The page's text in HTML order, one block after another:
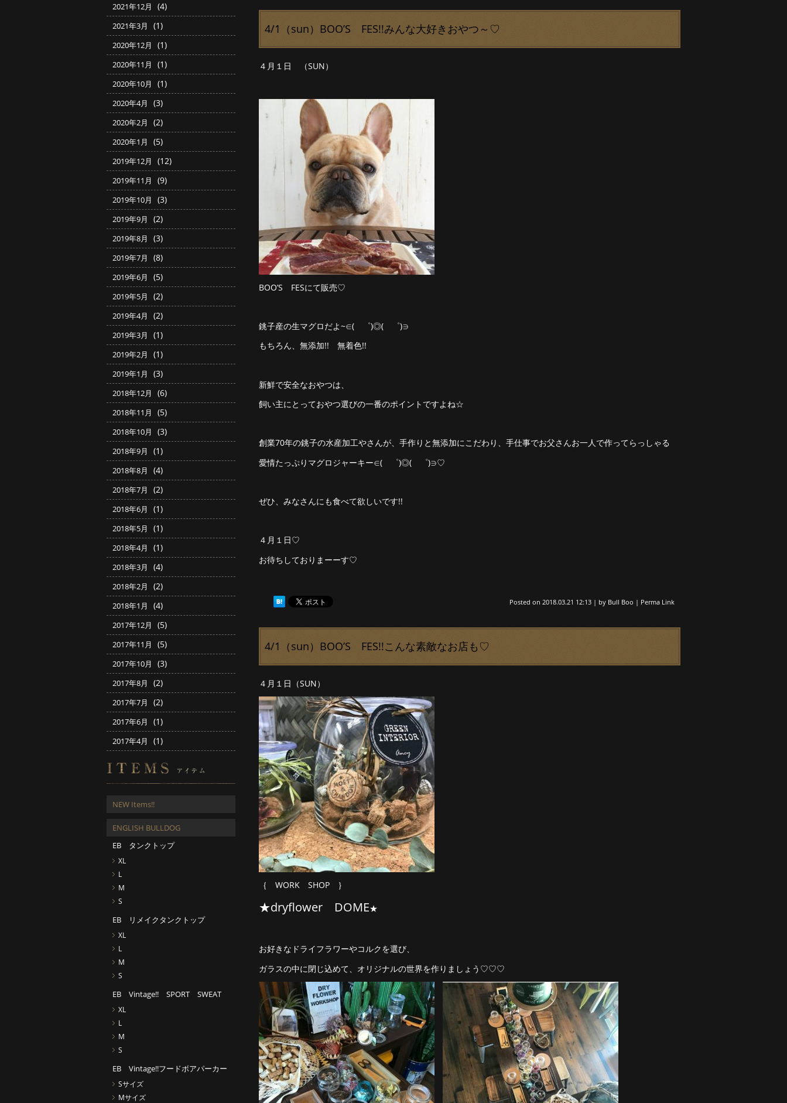
4/1（sun）BOO’S FES!!みんな大好きおやつ～♡
４月１日 （SUN）
BOO’S FESにて販売♡
銚子産の生マグロだよ~∈( ゜)◎( ゜)∋
もちろん、無添加!! 無着色!!
新鮮で安全なおやつは、
飼い主にとっておやつ選びの一番のポイントですよね☆
創業70年の銚子の水産加工やさんが、手作りと無添加にこだわり、手仕事でお父さんお一人で作ってらっしゃる
愛情たっぷりマグロジャーキー∈( ゜)◎( ゜)∋♡
ぜひ、みなさんにも食べて欲しいです!!
４月１日♡
お待ちしておりまーーす♡
Posted on 2018.03.21 12:13 | by Bull Boo | Perma Link
4/1（sun）BOO’S FES!!こんな素敵なお店も♡
４月１日（SUN）
｛ WORK SHOP ｝
★dryflower DOME★
お好きなドライフラワーやコルクを選び、
ガラスの中に閉じ込めて、オリジナルの世界を作りましょう♡♡♡
2021年12月 (4)
2021年3月 (1)
2020年12月 (1)
2020年11月 (1)
2020年10月 (1)
2020年4月 (3)
2020年2月 (2)
2020年1月 (5)
2019年12月 (12)
2019年11月 (9)
2019年10月 (3)
2019年9月 (2)
2019年8月 (3)
2019年7月 (8)
2019年6月 (5)
2019年5月 (2)
2019年4月 (2)
2019年3月 (1)
2019年2月 (1)
2019年1月 (3)
2018年12月 (6)
2018年11月 (5)
2018年10月 (3)
2018年9月 (1)
2018年8月 (4)
2018年7月 (2)
2018年6月 (1)
2018年5月 (1)
2018年4月 (1)
2018年3月 (4)
2018年2月 (2)
2018年1月 (4)
2017年12月 (5)
2017年11月 (5)
2017年10月 (3)
2017年8月 (2)
2017年7月 (2)
2017年6月 (1)
2017年4月 (1)
NEW Items!!
ENGLISH BULLDOG
EB タンクトップ
XL
L
M
S
EB リメイクタンクトップ
XL
L
M
S
EB Vintage!! SPORT SWEAT
XL
L
M
S
EB Vintage!!フードボアパーカー
Sサイズ
Mサイズ